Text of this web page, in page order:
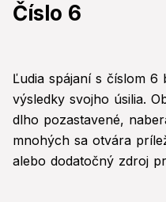
Číslo 6
Ľudia spájaní s číslom
výsledky svojho úsilia.
dlho pozastavené,
mnohých sa otvára
alebo dodatočný zdroj